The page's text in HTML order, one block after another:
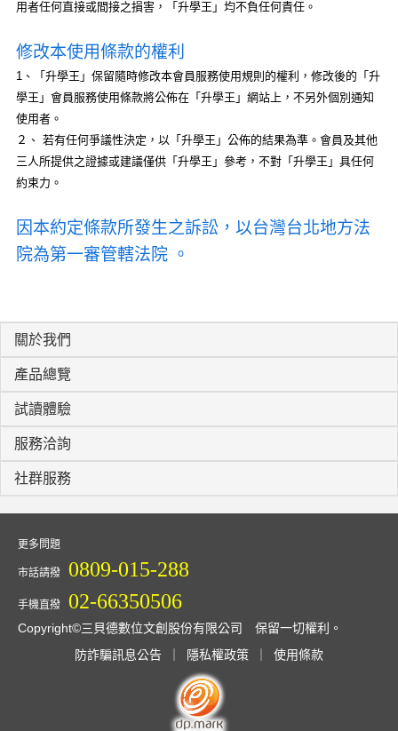
用者任何直接或間接之損害，「升學王」均不負任何責任。
修改本使用條款的權利
1、「升學王」保留隨時修改本會員服務使用規則的權利，修改後的「升
學王」會員服務使用條款將公佈在「升學王」網站上，不另外個別通知
使用者。
２、 若有任何爭議性決定，以「升學王」公佈的結果為準。會員及其他
三人所提供之證據或建議僅供「升學王」參考，不對「升學王」具任何
約束力。
因本約定條款所發生之訴訟，以台灣台北地方法
院為第一審管轄法院 。
關於我們
產品總覽
試讀體驗
服務洽詢
社群服務
更多問題
市話請撥 0809-015-288
手機直撥 02-66350506
Copyright©三貝德數位文創股份有限公司 保留一切權利。
防詐騙訊息公告
隱私權政策 使用條款